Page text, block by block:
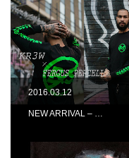
2016.03.12
NEW ARRIVAL – …